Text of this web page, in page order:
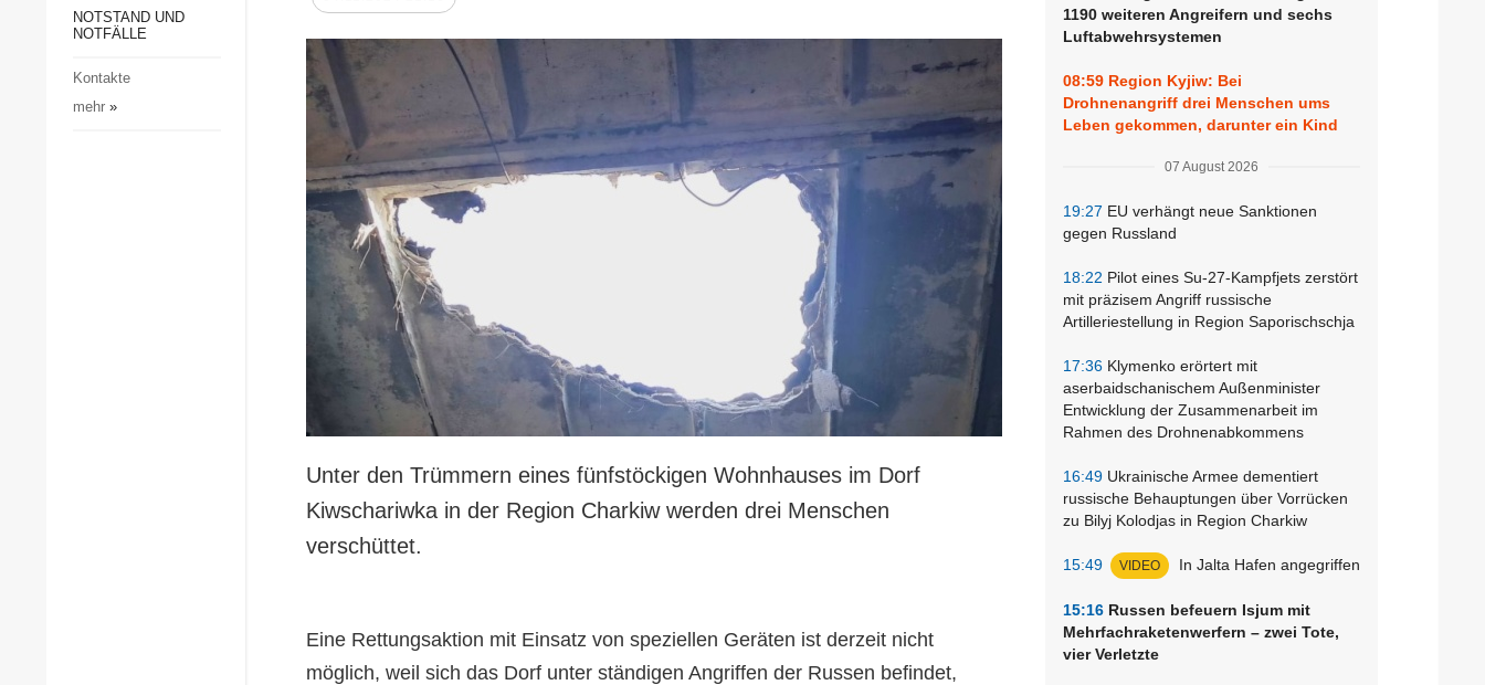
Gesellschaft und Kultur
Notstand und Notfälle
NOTSTAND UND
NOTFÄLLE
Kontakte
mehr»
1190 weiteren Angreifern und sechs
Luftabwehrsystemen
08:59 Region Kyjiw: Bei
Drohnenangriff drei Menschen ums
Leben gekommen, darunter ein Kind
07 August 2026
19:27 EU verhängt neue Sanktionen
gegen Russland
18:22 Pilot eines Su-27-Kampfjets zerstört
mit präzisem Angriff russische
Artilleriestellung in Region Saporischschja
17:36 Klymenko erörtert mit
aserbaidschanischem Außenminister
Entwicklung der Zusammenarbeit im
Rahmen des Drohnenabkommens
16:49 Ukrainische Armee dementiert
russische Behauptungen über Vorrücken
zu Bilyj Kolodjas in Region Charkiw
15:49 VIDEO In Jalta Hafen angegriffen
15:16 Russen befeuern Isjum mit
Mehrfachraketenwerfern – zwei Tote,
vier Verletzte
Unter den Trümmern eines fünfstöckigen Wohnhauses im Dorf
Kiwschariwka in der Region Charkiw werden drei Menschen
verschüttet.
Eine Rettungsaktion mit Einsatz von speziellen Geräten ist derzeit nicht
möglich, weil sich das Dorf unter ständigen Angriffen der Russen befindet,